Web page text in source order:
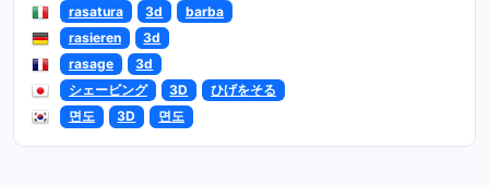
rasatura
3d
barba
rasieren
3d
rasage
3d
シェービング
3D
ひげをそる
면도
3D 면도